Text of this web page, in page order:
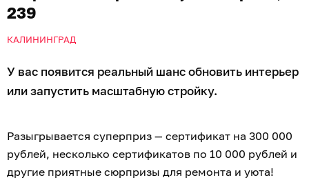
239
КАЛИНИНГРАД
У вас появится реальный шанс обновить интерьер
или запустить масштабную стройку.
Разыгрывается суперприз — сертификат на 300 000
рублей, несколько сертификатов по 10 000 рублей и
другие приятные сюрпризы для ремонта и уюта!